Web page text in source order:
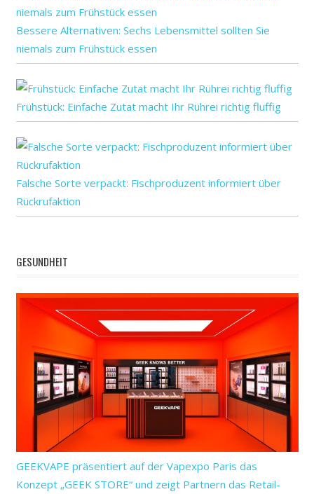
Rezept
Wie
wieder
Bessere Alternativen: Sechs Lebensmittel sollten Sie
niemals zum Frühstück essen
Frühstück: Einfache Zutat macht Ihr Rührei richtig fluffig
Falsche Sorte verpackt: Fischproduzent informiert über
Rückrufaktion
GESUNDHEIT
GEEKVAPE präsentiert auf der Vapexpo Paris das
Konzept „GEEK STORE“ und zeigt Partnern das Retail-